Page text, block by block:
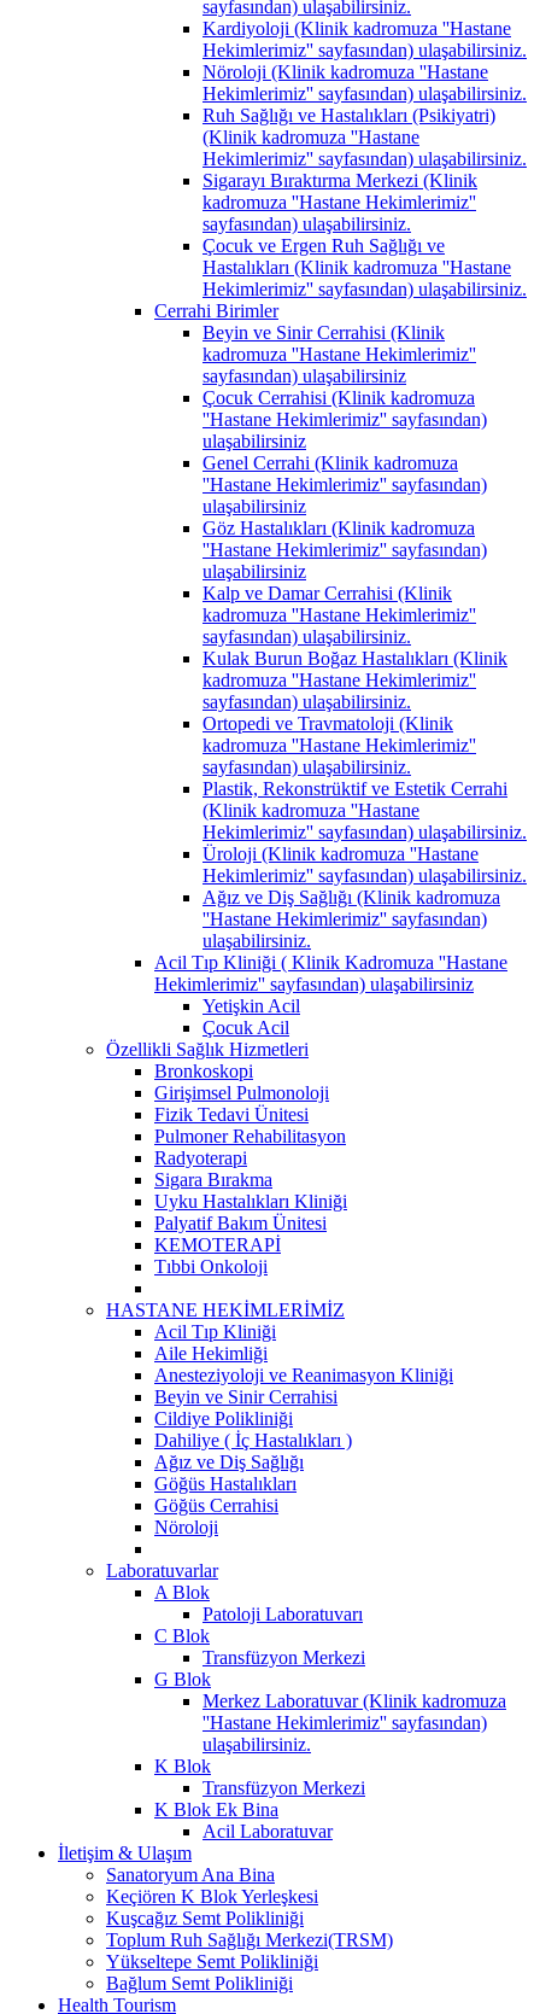
sayfasından) ulaşabilirsiniz.
Kardiyoloji (Klinik kadromuza ''Hastane
Hekimlerimiz'' sayfasından) ulaşabilirsiniz.
Nöroloji (Klinik kadromuza ''Hastane
Hekimlerimiz'' sayfasından) ulaşabilirsiniz.
Ruh Sağlığı ve Hastalıkları (Psikiyatri)
(Klinik kadromuza ''Hastane
Hekimlerimiz'' sayfasından) ulaşabilirsiniz.
Sigarayı Bıraktırma Merkezi (Klinik
kadromuza ''Hastane Hekimlerimiz''
sayfasından) ulaşabilirsiniz.
Çocuk ve Ergen Ruh Sağlığı ve
Hastalıkları (Klinik kadromuza ''Hastane
Hekimlerimiz'' sayfasından) ulaşabilirsiniz.
Cerrahi Birimler
Beyin ve Sinir Cerrahisi (Klinik
kadromuza ''Hastane Hekimlerimiz''
sayfasından) ulaşabilirsiniz
Çocuk Cerrahisi (Klinik kadromuza
''Hastane Hekimlerimiz'' sayfasından)
ulaşabilirsiniz
Genel Cerrahi (Klinik kadromuza
''Hastane Hekimlerimiz'' sayfasından)
ulaşabilirsiniz
Göz Hastalıkları (Klinik kadromuza
''Hastane Hekimlerimiz'' sayfasından)
ulaşabilirsiniz
Kalp ve Damar Cerrahisi (Klinik
kadromuza ''Hastane Hekimlerimiz''
sayfasından) ulaşabilirsiniz.
Kulak Burun Boğaz Hastalıkları (Klinik
kadromuza ''Hastane Hekimlerimiz''
sayfasından) ulaşabilirsiniz.
Ortopedi ve Travmatoloji (Klinik
kadromuza ''Hastane Hekimlerimiz''
sayfasından) ulaşabilirsiniz.
Plastik, Rekonstrüktif ve Estetik Cerrahi
(Klinik kadromuza ''Hastane
Hekimlerimiz'' sayfasından) ulaşabilirsiniz.
Üroloji (Klinik kadromuza ''Hastane
Hekimlerimiz'' sayfasından) ulaşabilirsiniz.
Ağız ve Diş Sağlığı (Klinik kadromuza
''Hastane Hekimlerimiz'' sayfasından)
ulaşabilirsiniz.
Acil Tıp Kliniği ( Klinik Kadromuza ''Hastane
Hekimlerimiz'' sayfasından) ulaşabilirsiniz
Yetişkin Acil
Çocuk Acil
Özellikli Sağlık Hizmetleri
Bronkoskopi
Girişimsel Pulmonoloji
Fizik Tedavi Ünitesi
Pulmoner Rehabilitasyon
Radyoterapi
Sigara Bırakma
Uyku Hastalıkları Kliniği
Palyatif Bakım Ünitesi
KEMOTERAPİ
Tıbbi Onkoloji
HASTANE HEKİMLERİMİZ
Acil Tıp Kliniği
Aile Hekimliği
Anesteziyoloji ve Reanimasyon Kliniği
Beyin ve Sinir Cerrahisi
Cildiye Polikliniği
Dahiliye ( İç Hastalıkları )
Ağız ve Diş Sağlığı
Göğüs Hastalıkları
Göğüs Cerrahisi
Nöroloji
Laboratuvarlar
A Blok
Patoloji Laboratuvarı
C Blok
Transfüzyon Merkezi
G Blok
Merkez Laboratuvar (Klinik kadromuza
''Hastane Hekimlerimiz'' sayfasından)
ulaşabilirsiniz.
K Blok
Transfüzyon Merkezi
K Blok Ek Bina
Acil Laboratuvar
İletişim & Ulaşım
Sanatoryum Ana Bina
Keçiören K Blok Yerleşkesi
Kuşcağız Semt Polikliniği
Toplum Ruh Sağlığı Merkezi(TRSM)
Yükseltepe Semt Polikliniği
Bağlum Semt Polikliniği
Health Tourism